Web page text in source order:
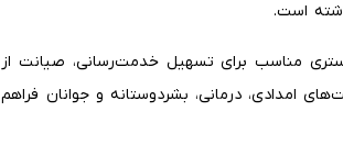
است.
مناسب برای تسهیل خدمت‌رسانی، صیانت از
امدادی، درمانی، بشردوستانه و جوانان فراهم